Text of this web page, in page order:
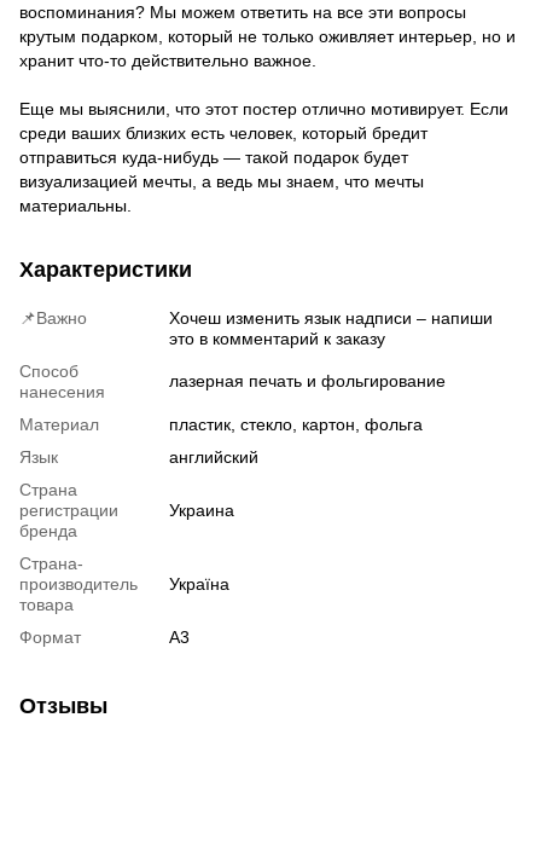
воспоминания? Мы можем ответить на все эти вопросы
крутым подарком, который не только оживляет интерьер, но и
хранит что-то действительно важное.
Еще мы выяснили, что этот постер отлично мотивирует. Если
среди ваших близких есть человек, который бредит
отправиться куда-нибудь — такой подарок будет
визуализацией мечты, а ведь мы знаем, что мечты
материальны.
Характеристики
📌Важно
Хочеш изменить язык надписи – напиши
это в комментарий к заказу
Способ
нанесения
лазерная печать и фольгирование
Материал
пластик, стекло, картон, фольга
Язык
английский
Страна
регистрации
бренда
Украина
Страна-
производитель
товара
Україна
Формат А3
Отзывы